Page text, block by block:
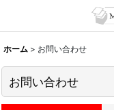
ホーム > お問い合わせ
お問い合わせ